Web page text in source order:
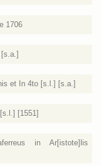
1706
et In 4to [s.l.] [s.a.]
[1551]
in Ar[istote]lis